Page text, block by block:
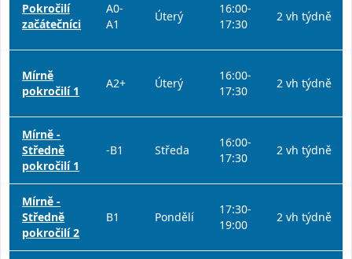
Pokročilí
začátečníci
A0-
A1
Úterý
16:00-
17:30
2 vh týdně
Mírně
pokročilí 1
A2+ Úterý
16:00-
17:30
2 vh týdně
Mírně -
Středně
pokročilí 1
-B1 Středa
16:00-
17:30
2 vh týdně
Mírně -
Středně
pokročilí 2
B1 Pondělí
17:30-
19:00
2 vh týdně